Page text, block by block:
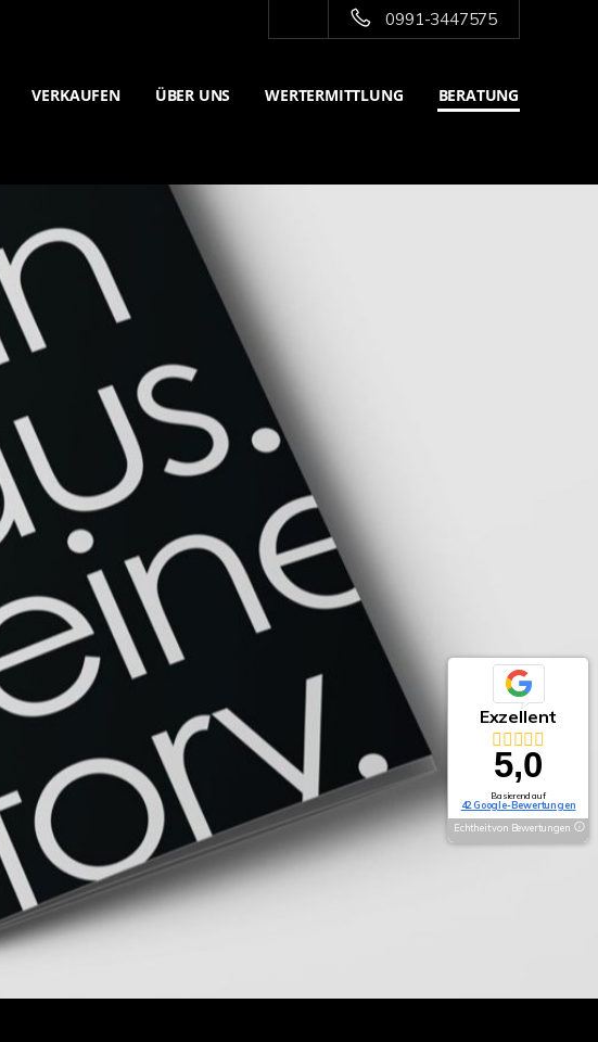
0991-3447575
VERKAUFEN ÜBER UNS WERTERMITTLUNG BERATUNG
Exzellent
5,0
Basierend auf
42 Google-Bewertungen
Echtheit von Bewertungen